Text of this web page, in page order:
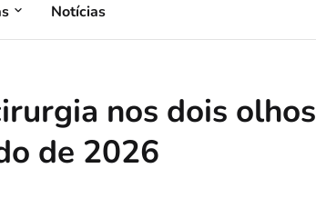
Notícias
nos dois olhos
de 2026